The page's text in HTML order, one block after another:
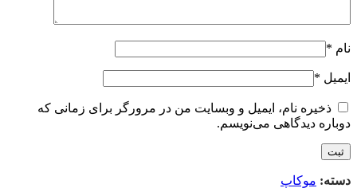
نام *
ایمیل *
ذخیره نام، ایمیل و وبسایت من در مرورگر برای زمانی که
دوباره دیدگاهی می‌نویسم.
دسته: موکاپ